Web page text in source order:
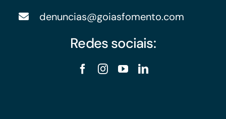
denuncias@goiasfomento.com
Redes sociais: